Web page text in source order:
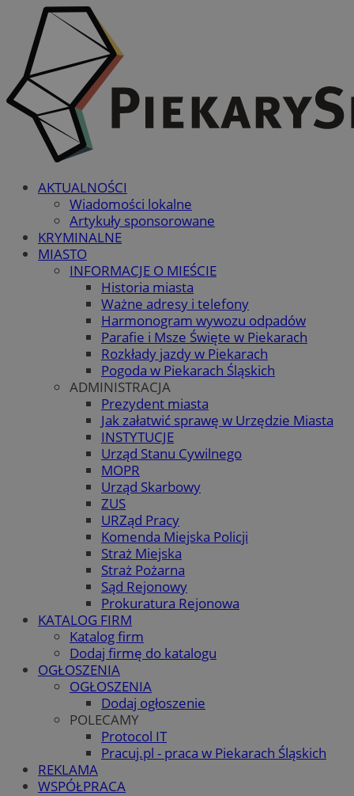
AKTUALNOŚCI
Wiadomości lokalne
Artykuły sponsorowane
KRYMINALNE
MIASTO
INFORMACJE O MIEŚCIE
Historia miasta
Ważne adresy i telefony
Harmonogram wywozu odpadów
Parafie i Msze Święte w Piekarach
Rozkłady jazdy w Piekarach
Pogoda w Piekarach Śląskich
ADMINISTRACJA
Prezydent miasta
Jak załatwić sprawę w Urzędzie Miasta
INSTYTUCJE
Urząd Stanu Cywilnego
MOPR
Urząd Skarbowy
ZUS
URZąd Pracy
Komenda Miejska Policji
Straż Miejska
Straż Pożarna
Sąd Rejonowy
Prokuratura Rejonowa
KATALOG FIRM
Katalog firm
Dodaj firmę do katalogu
OGŁOSZENIA
OGŁOSZENIA
Dodaj ogłoszenie
POLECAMY
Protocol IT
Pracuj.pl - praca w Piekarach Śląskich
REKLAMA
WSPÓŁPRACA